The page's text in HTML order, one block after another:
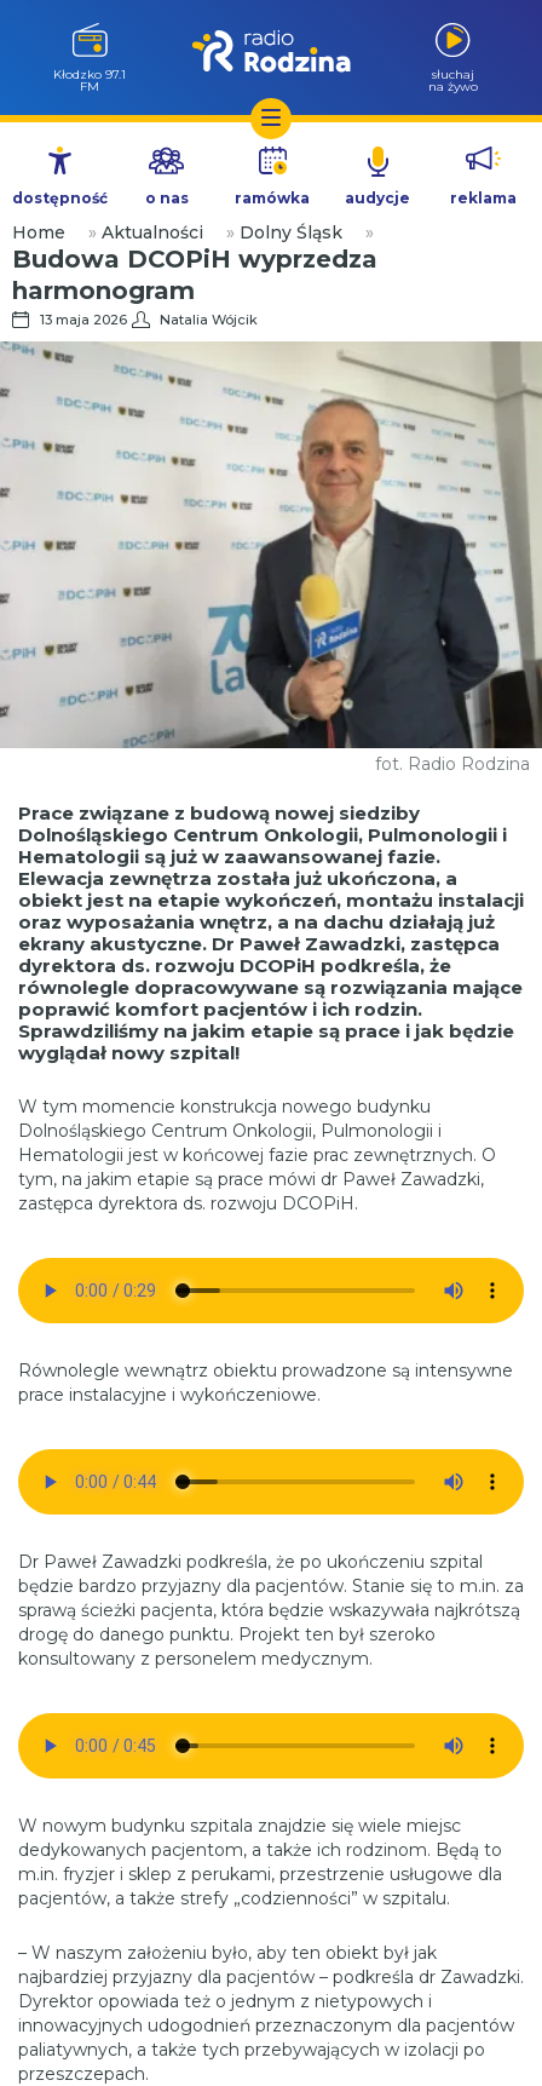
Przejdź
treści
Wołów 99.6
FM
słuchaj
na żywo
dostępność o nas ramówka audycje reklama
Home » Aktualności » Dolny Śląsk »
Budowa DCOPiH wyprzedza
harmonogram
13 maja 2026 Natalia Wójcik
fot. Radio Rodzina
Prace związane z budową nowej siedziby
Dolnośląskiego Centrum Onkologii, Pulmonologii i
Hematologii są już w zaawansowanej fazie.
Elewacja zewnętrza została już ukończona, a
obiekt jest na etapie wykończeń, montażu instalacji
oraz wyposażania wnętrz, a na dachu działają już
ekrany akustyczne. Dr Paweł Zawadzki, zastępca
dyrektora ds. rozwoju DCOPiH podkreśla, że
równolegle dopracowywane są rozwiązania mające
poprawić komfort pacjentów i ich rodzin.
Sprawdziliśmy na jakim etapie są prace i jak będzie
wyglądał nowy szpital!
W tym momencie konstrukcja nowego budynku
Dolnośląskiego Centrum Onkologii, Pulmonologii i
Hematologii jest w końcowej fazie prac zewnętrznych. O
tym, na jakim etapie są prace mówi dr Paweł Zawadzki,
zastępca dyrektora ds. rozwoju DCOPiH.
Równolegle wewnątrz obiektu prowadzone są intensywne
prace instalacyjne i wykończeniowe.
Dr Paweł Zawadzki podkreśla, że po ukończeniu szpital
będzie bardzo przyjazny dla pacjentów. Stanie się to m.in. za
sprawą ścieżki pacjenta, która będzie wskazywała najkrótszą
drogę do danego punktu. Projekt ten był szeroko
konsultowany z personelem medycznym.
W nowym budynku szpitala znajdzie się wiele miejsc
dedykowanych pacjentom, a także ich rodzinom. Będą to
m.in. fryzjer i sklep z perukami, przestrzenie usługowe dla
pacjentów, a także strefy „codzienności” w szpitalu.
– W naszym założeniu było, aby ten obiekt był jak
najbardziej przyjazny dla pacjentów – podkreśla dr Zawadzki.
Dyrektor opowiada też o jednym z nietypowych i
innowacyjnych udogodnień przeznaczonym dla pacjentów
paliatywnych, a także tych przebywających w izolacji po
przeszczepach.